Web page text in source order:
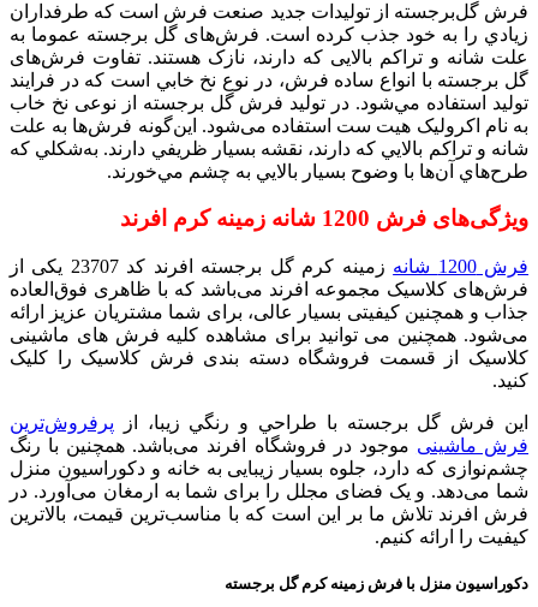
فرش گل‌برجسته از توليدات جديد صنعت فرش است كه طرفداران
زيادي را به خود جذب كرده است. فرش‌های گل برجسته عموما به
علت شانه و تراکم بالایی که دارند، نازک هستند. تفاوت فرش‌های
گل برجسته با انواع ساده فرش، در نوع نخ خابي است كه در فرايند
توليد استفاده مي‌شود. در تولید فرش گل برجسته از نوعی نخ خاب
به نام اکرولیک هیت ست استفاده می‌شود. اين‌گونه فرش‌ها به علت
شانه و تراكم بالايي كه دارند، نقشه بسيار ظريفي دارند. به‌شكلي كه
طرح‌هاي آن‌ها با وضوح بسيار بالايي به چشم مي‌خورند.
ویژگی‌های فرش 1200 شانه زمینه كرم افرند
فرش 1200 شانه
زمینه كرم گل برجسته افرند کد 23707 یکی از
فرش‌های کلاسیک مجموعه افرند می‌باشد که با ظاهری فوق‌العاده
جذاب و همچنین کیفیتی بسیار عالی، برای شما مشتریان عزیز ارائه
می‌شود. همچنین می توانید برای مشاهده کلیه فرش های ماشینی
کلاسیک از قسمت فروشگاه دسته بندی فرش کلاسیک را کلیک
کنید.
اين فرش گل برجسته با طراحي و رنگي زیبا، از پرفروش‌ترین
فرش‌ ماشینی موجود در فروشگاه افرند می‌باشد. همچنین با رنگ
چشم‌نوازی که دارد، جلوه بسیار زیبایی به خانه و دکوراسیون منزل
شما می‌دهد. و یک فضای مجلل را برای شما به ارمغان می‌آورد. در
فرش افرند تلاش ما بر این است که با مناسب‌ترین قیمت، بالاترین
کیفیت را ارائه کنیم.
دکوراسیون منزل با فرش زمینه كرم گل برجسته